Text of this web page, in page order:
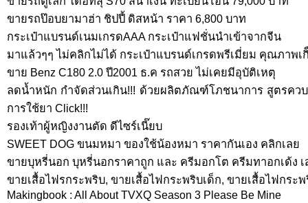
ขายรถป๊อบยามาฮ่า ชิปปี้ ดิสหน้า ราคา 6,800 บาท
กระเป๋าแบรนด์เนมเกรดAAA กระเป๋าแฟชั่นนำเข้าจากจีน
มาแล้วๆๆ ไม่คลิกไม่ได้ กระเป๋าแบรนด์เกรดพรีเมี่ยม คุณภาพ
ขาย Benz C180 2.0 ปี2001 ธ.ค รถสวย ไม่เคยมีอุบัติเหตุ
ลดน้ำหนัก กำจัดส่วนเกิน!!! ด้วยผลิตภัณฑ์โภชนาการ สูตรคว
การใช้ยา Click!!!
รองเท้าผู้หญิงงานตัด ดีไซร์เนี๊ยบ
SWEET DOG ขนมหมา ของใช้น้องหมา ราคากันเอง คลิกเลย
ขายบุหรี่นอก บุหรี่นอกราคาถูก และ ครีมอกโต ครีมทาอกเด้ง
ขายเสื้อไฟรกระพริบ, ขายเสื้อไฟกระพริบเด็ก, ขายเสื้อไฟกระ
Makingbook : All About TVXQ Season 3 Please Be Mine